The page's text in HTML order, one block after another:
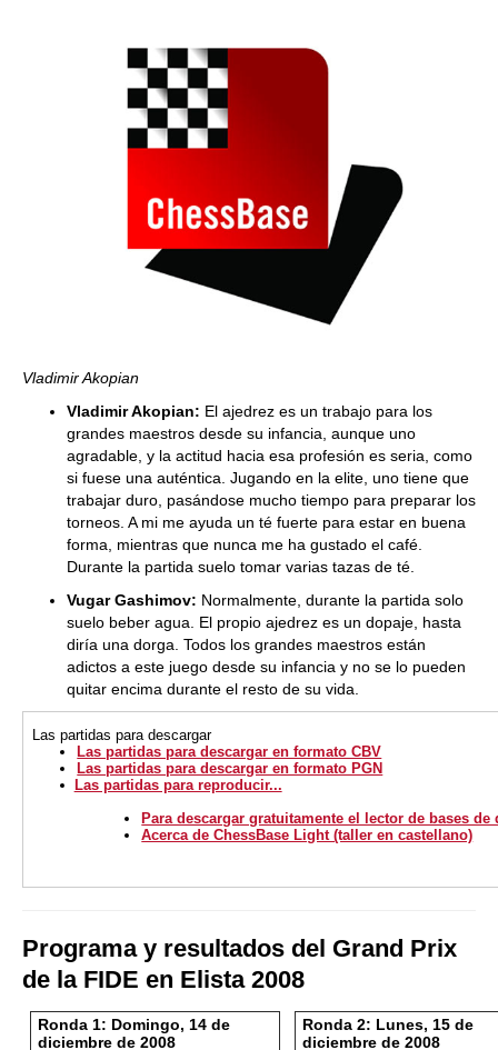
Vladimir Akopian
Vladimir Akopian: El ajedrez es un trabajo para los
grandes maestros desde su infancia, aunque uno
agradable, y la actitud hacia esa profesión es seria, como
si fuese una auténtica. Jugando en la elite, uno tiene que
trabajar duro, pasándose mucho tiempo para preparar los
torneos. A mi me ayuda un té fuerte para estar en buena
forma, mientras que nunca me ha gustado el café.
Durante la partida suelo tomar varias tazas de té.
Vugar Gashimov: Normalmente, durante la partida solo
suelo beber agua. El propio ajedrez es un dopaje, hasta
diría una dorga. Todos los grandes maestros están
adictos a este juego desde su infancia y no se lo pueden
quitar encima durante el resto de su vida.
Las partidaspara descargar
Las partidas para descargar en formato CBV
Las partidas para descargar en formato PGN
Las partidas para reproducir...
Para descargar gratuitamente el lector de bases de
Acerca de ChessBase Light (taller en castellano)
Programa y resultados del Grand Prix
de la FIDE en Elista 2008
Ronda 1: Domingo, 14 de
diciembre de 2008
Ronda 2: Lunes, 15 de
diciembre de 2008